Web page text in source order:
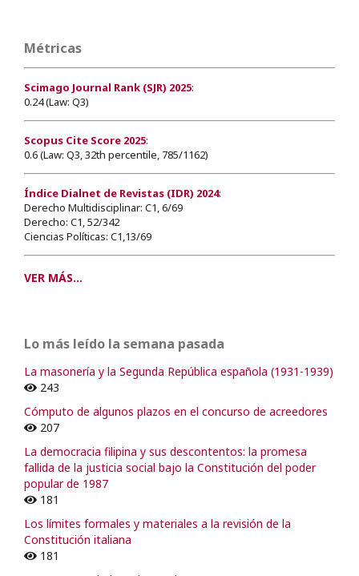
Métricas
Scimago Journal Rank (SJR) 2025:
0.24 (Law: Q3)
Scopus Cite Score 2025:
0.6 (Law: Q3, 32th percentile, 785/1162)
Índice Dialnet de Revistas (IDR) 2024:
Derecho Multidisciplinar: C1, 6/69
Derecho: C1, 52/342
Ciencias Políticas: C1,13/69
VER MÁS...
Lo más leído la semana pasada
La masonería y la Segunda República española (1931-1939)
243
Cómputo de algunos plazos en el concurso de acreedores
207
La democracia filipina y sus descontentos: la promesa
fallida de la justicia social bajo la Constitución del poder
popular de 1987
181
Los límites formales y materiales a la revisión de la
Constitución italiana
181